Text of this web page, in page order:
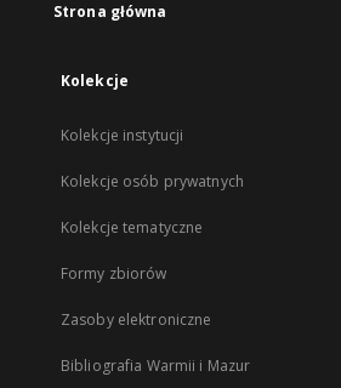
Strona główna
Kolekcje
Kolekcje instytucji
Kolekcje osób prywatnych
Kolekcje tematyczne
Formy zbiorów
Zasoby elektroniczne
Bibliografia Warmii i Mazur